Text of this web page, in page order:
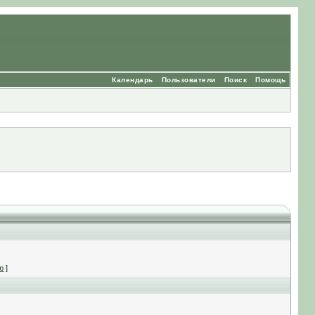
Помощь
Поиск
Пользователи
Календарь
]